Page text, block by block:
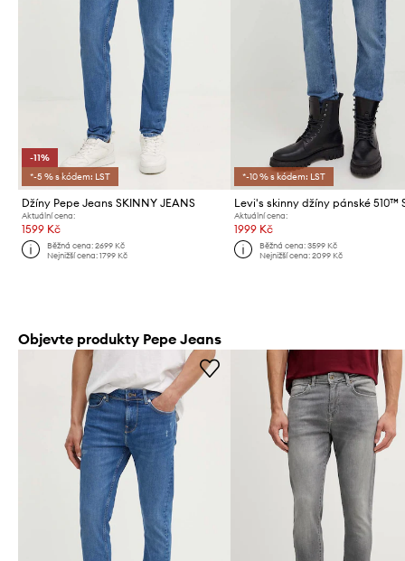
-11%
*-5 % s kódem: LST
Džíny Pepe Jeans SKINNY JEANS
Aktuální cena:
1599 Kč
Běžná cena:2699 Kč
Nejnižší cena:1799 Kč
*-10 % s kódem: LST
Aktuální cena:
1999 Kč
Běžná cena: 3599 Kč
Nejnižší cena: 2099 Kč
Objevte produkty Pepe Jeans